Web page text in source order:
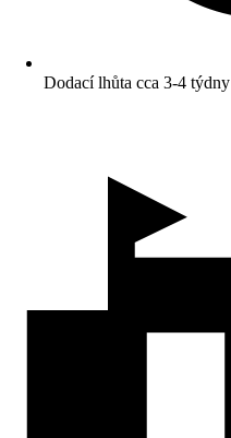
Dodací lhůta cca 3-4 týdny